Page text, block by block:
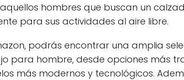
hombres que buscan un
para sus actividades al aire libre.
podrás encontrar una amplia
para hombre, desde opciones más
más modernos y tecnológicos.